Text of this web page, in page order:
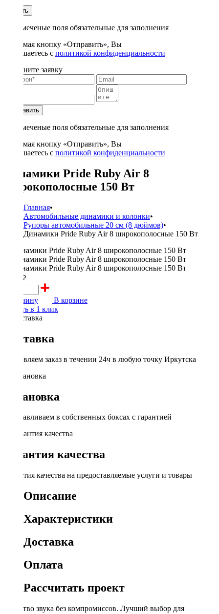
Купить
* - отмеченые поля обязательные для заполнения
Нажимая кнопку «Отправить», Вы
соглашаетесь с политикой конфиденциальности
Заполните заявку
Отправить
* - отмеченые поля обязательные для заполнения
Нажимая кнопку «Отправить», Вы
соглашаетесь с политикой конфиденциальности
Динамики Pride Ruby Air 8
широкополосные 150 Вт
Главная•
Автомобильные динамики и колонки•
Рупоры автомобильные 20 см (8 дюймов)•
Динамики Pride Ruby Air 8 широкополосные 150 Вт
6000 ₽
В корзину
В корзине
Купить в 1 клик
Доставка
Доставляем заказ в течении 24ч в любую точку Иркутска
Установка
Устанавливаем в собственных боксах с гарантией
Гарантия качества
Гарантия качества на предоставляемые услуги и товары
Описание
Характеристики
Доставка
Оплата
Рассчитать проект
Качество звука без компромиссов. Лучший выбор для